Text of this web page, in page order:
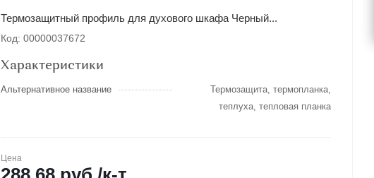
Термозащитный профиль для духового шкафа Черный...
Код: 00000037672
Характеристики
Альтернативное название
Термозащита, термопланка,
теплуха, тепловая планка
Цена